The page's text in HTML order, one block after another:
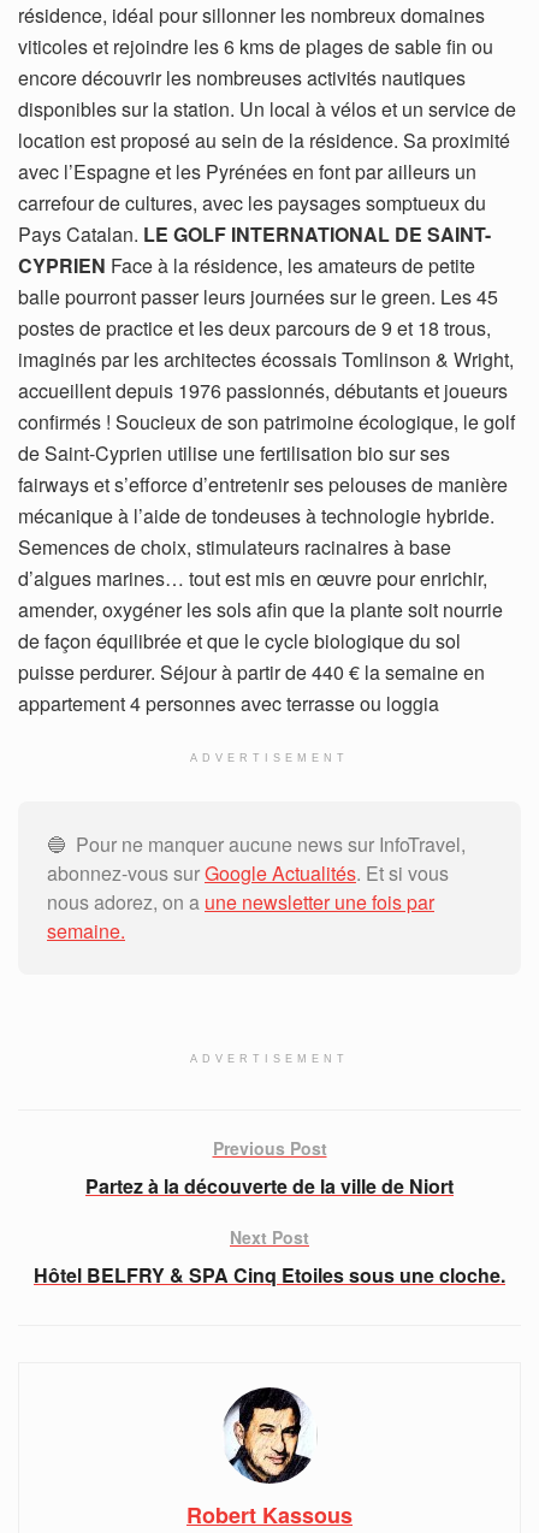
résidence, idéal pour sillonner les nombreux domaines
viticoles et rejoindre les 6 kms de plages de sable fin ou
encore découvrir les nombreuses activités nautiques
disponibles sur la station. Un local à vélos et un service de
location est proposé au sein de la résidence. Sa proximité
avec l’Espagne et les Pyrénées en font par ailleurs un
carrefour de cultures, avec les paysages somptueux du
Pays Catalan. LE GOLF INTERNATIONAL DE SAINT-
CYPRIEN Face à la résidence, les amateurs de petite
balle pourront passer leurs journées sur le green. Les 45
postes de practice et les deux parcours de 9 et 18 trous,
imaginés par les architectes écossais Tomlinson & Wright,
accueillent depuis 1976 passionnés, débutants et joueurs
confirmés ! Soucieux de son patrimoine écologique, le golf
de Saint-Cyprien utilise une fertilisation bio sur ses
fairways et s’efforce d’entretenir ses pelouses de manière
mécanique à l’aide de tondeuses à technologie hybride.
Semences de choix, stimulateurs racinaires à base
d’algues marines… tout est mis en œuvre pour enrichir,
amender, oxygéner les sols afin que la plante soit nourrie
de façon équilibrée et que le cycle biologique du sol
puisse perdurer. Séjour à partir de 440 € la semaine en
appartement 4 personnes avec terrasse ou loggia
ADVERTISEMENT
🔵 Pour ne manquer aucune news sur InfoTravel,
abonnez-vous surGoogle Actualités. Et si vous
nous adorez, on a une newsletter une fois par
semaine.
ADVERTISEMENT
Previous Post
Partez à la découverte de la ville de Niort
Next Post
Hôtel BELFRY & SPA Cinq Etoiles sous une cloche.
Robert Kassous